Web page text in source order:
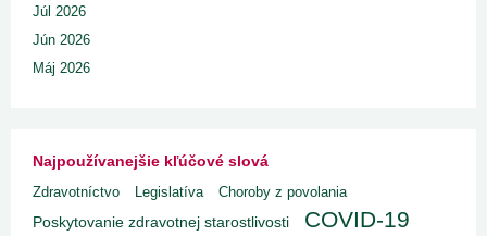
Júl 2026
Jún 2026
Máj 2026
Najpoužívanejšie kľúčové slová
Zdravotníctvo Legislatíva Choroby z povolania
Poskytovanie zdravotnej starostlivosti COVID-19